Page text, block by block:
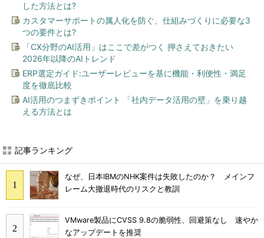
した方法とは?
カスタマーサポートの属人化を防ぐ、仕組みづくりに必要な3
つの要件とは?
「CX分野のAI活用」はここで差がつく 押さえておきたい
2026年以降のAIトレンド
ERP選定ガイド:ユーザーレビューを基に機能・利便性・満足
度を徹底比較
AI活用のつまずきポイント 「社内データ活用の壁」を乗り越
える方法とは
記事ランキング
なぜ、日本IBMのNHK案件は失敗したのか？ メインフ
レーム大撤退時代のリスクと教訓
VMware製品にCVSS 9.8の脆弱性、回避策なし 速やか
なアップデートを推奨